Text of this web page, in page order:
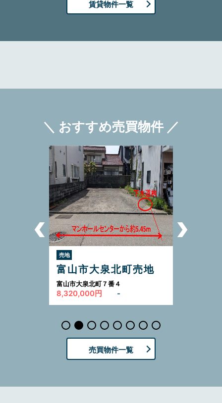
賃貸物件一覧
＼ おすすめ売買物件 ／
売地
富山市大泉北町売地
富山市大泉北町７番４
8,320,000円 -
売買物件一覧